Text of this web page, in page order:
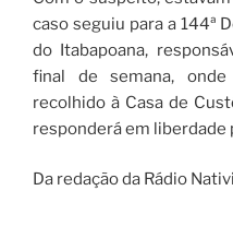
caso seguiu para a 144ª
do Itabapoana,
final de semana,
recolhido à Casa de
responderá em
Da redação da Rádio